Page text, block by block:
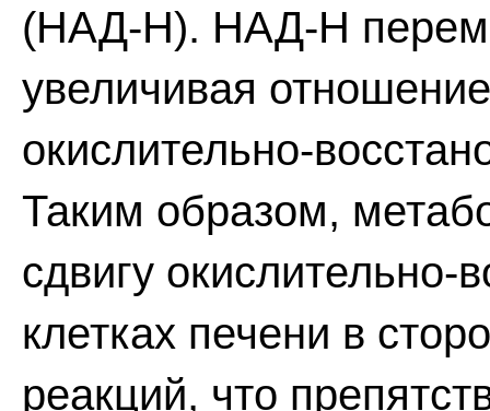
(НАД-Н). НАД-Н
увеличивая
окислительно-
Таким образом,
сдвигу окислительно-
клетках печени в
реакций, что